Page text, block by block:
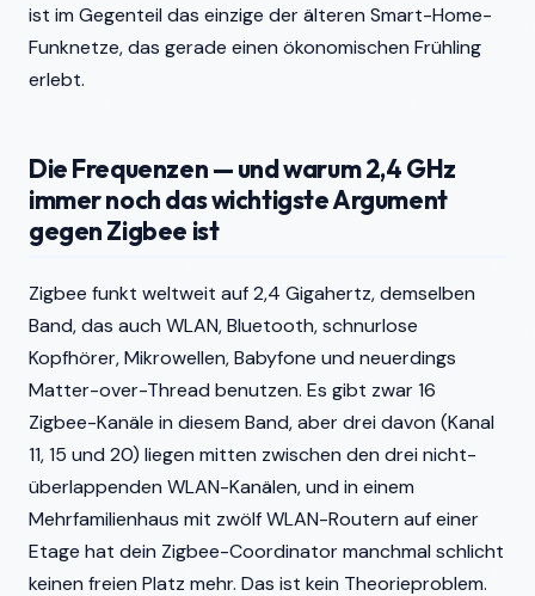
ist im Gegenteil das einzige der älteren Smart-Home-
Funknetze, das gerade einen ökonomischen Frühling
erlebt.
Die Frequenzen — und warum 2,4 GHz
immer noch das wichtigste Argument
gegen Zigbee ist
Zigbee funkt weltweit auf 2,4 Gigahertz, demselben
Band, das auch WLAN, Bluetooth, schnurlose
Kopfhörer, Mikrowellen, Babyfone und neuerdings
Matter-over-Thread benutzen. Es gibt zwar 16
Zigbee-Kanäle in diesem Band, aber drei davon (Kanal
11, 15 und 20) liegen mitten zwischen den drei nicht-
überlappenden WLAN-Kanälen, und in einem
Mehrfamilienhaus mit zwölf WLAN-Routern auf einer
Etage hat dein Zigbee-Coordinator manchmal schlicht
keinen freien Platz mehr. Das ist kein Theorieproblem.